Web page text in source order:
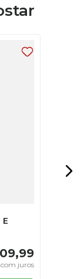
,99
com juros